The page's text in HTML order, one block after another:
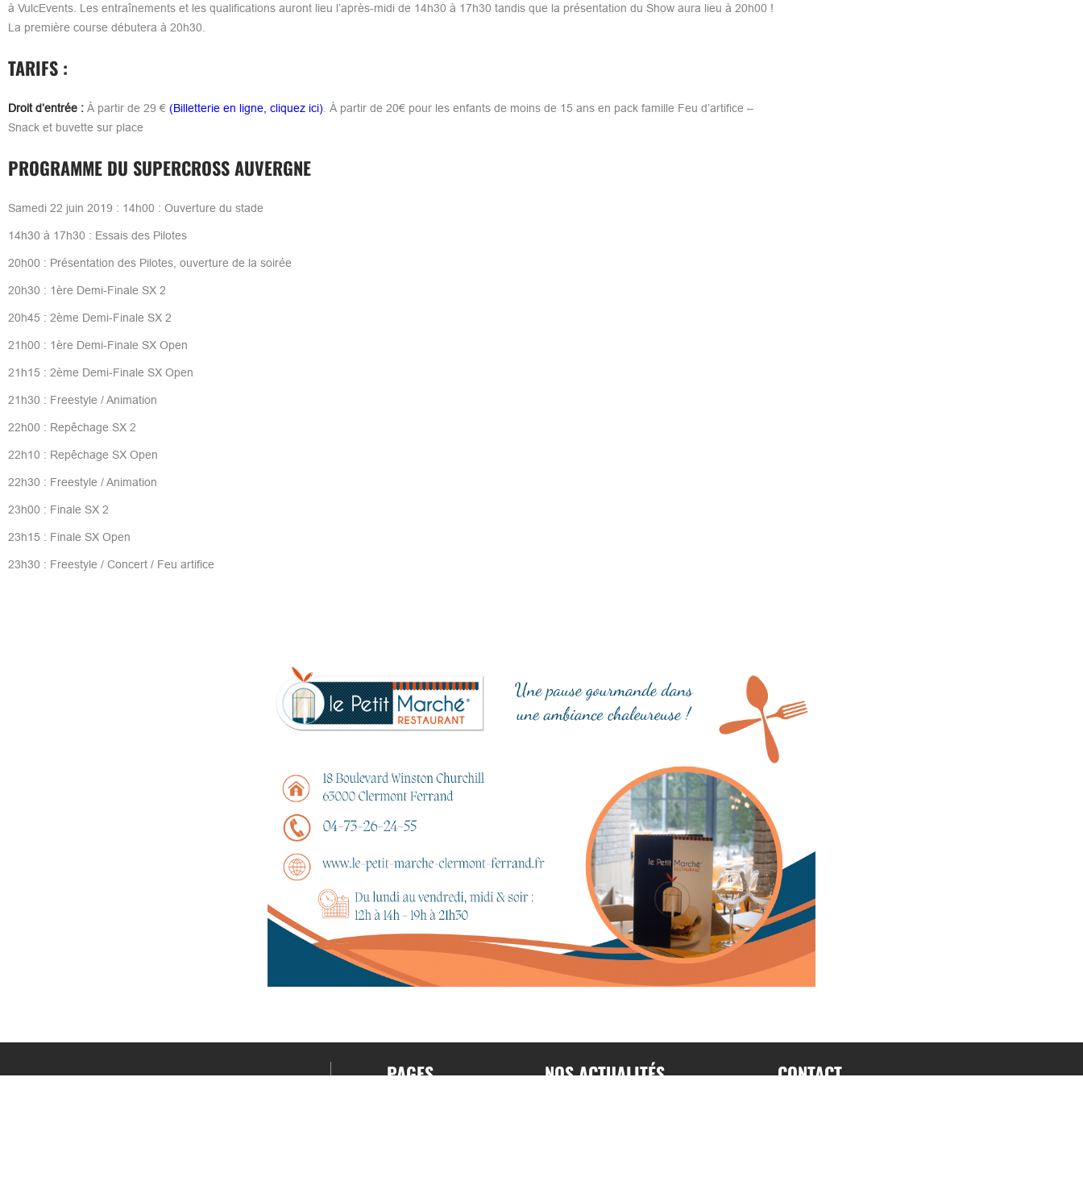
à VulcEvents. Les entraînements et les qualifications auront lieu l’après-midi de 14h30 à 17h30 tandis que la présentation du Show aura lieu à 20h00 !
La première course débutera à 20h30.
TARIFS :
Droit d’entrée :À partir de 29 € (Billetterie en ligne, cliquez ici). À partir de 20€ pour les enfants de moins de 15 ans en pack famille Feu d’artifice –
Snack et buvette sur place
PROGRAMME DU SUPERCROSS AUVERGNE
Samedi 22 juin 2019 : 14h00 : Ouverture du stade
14h30 à 17h30 : Essais des Pilotes
20h00 : Présentation des Pilotes, ouverture de la soirée
20h30 : 1ère Demi-Finale SX 2
20h45 : 2ème Demi-Finale SX 2
21h00 : 1ère Demi-Finale SX Open
21h15 : 2ème Demi-Finale SX Open
21h30 : Freestyle / Animation
22h00 : Repêchage SX 2
22h10 : Repêchage SX Open
22h30 : Freestyle / Animation
23h00 : Finale SX 2
23h15 : Finale SX Open
23h30 : Freestyle / Concert / Feu artifice
PAGES NOS ACTUALITÉS CONTACT